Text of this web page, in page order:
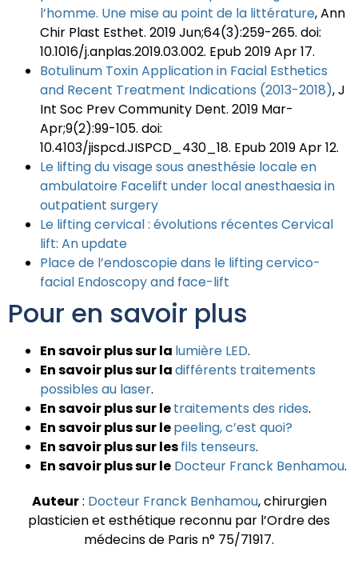
l’homme. Une mise au point de la littérature, Ann
Chir Plast Esthet. 2019 Jun;64(3):259-265. doi:
10.1016/j.anplas.2019.03.002. Epub 2019 Apr 17.
Botulinum Toxin Application in Facial Esthetics
and Recent Treatment Indications (2013-2018), J
Int Soc Prev Community Dent. 2019 Mar-
Apr;9(2):99-105. doi:
10.4103/jispcd.JISPCD_430_18. Epub 2019 Apr 12.
Le lifting du visage sous anesthésie locale en
ambulatoire Facelift under local anesthaesia in
outpatient surgery
Le lifting cervical : évolutions récentes Cervical
lift: An update
Place de l’endoscopie dans le lifting cervico-
facial Endoscopy and face-lift
Pour en savoir plus
En savoir plus sur la lumière LED.
En savoir plus sur ladifférents traitements
possibles au laser.
En savoir plus sur letraitements des rides.
En savoir plus sur lepeeling, c’est quoi?
En savoir plus sur lesfils tenseurs.
En savoir plus sur le Docteur Franck Benhamou.
Auteur: Docteur Franck Benhamou, chirurgien
plasticien et esthétique reconnu par l’Ordre des
médecins de Paris n° 75/71917.